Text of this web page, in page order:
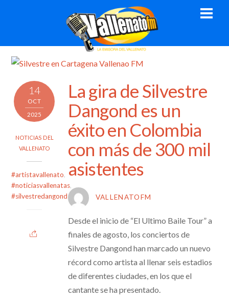
14
OCT
2025
NOTICIAS DEL
VALLENATO
#artistavallenato,
#noticiasvallenatas,
#silvestredangond
La gira de Silvestre
Dangond es un
éxito en Colombia
con más de 300 mil
asistentes
VALLENATOFM
Desde el inicio de “El Ultimo Baile Tour” a
finales de agosto, los conciertos de
Silvestre Dangond han marcado un nuevo
récord como artista al llenar seis estadios
de diferentes ciudades, en los que el
cantante se ha presentado.